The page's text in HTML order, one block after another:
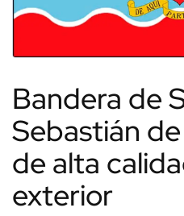
Bandera de
Sebastián
de alta
exterior